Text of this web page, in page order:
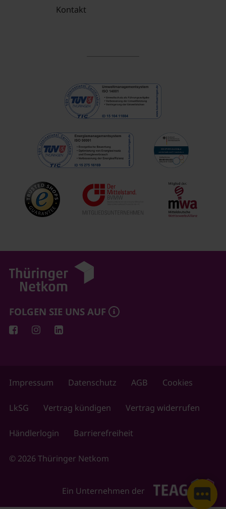
Kontakt
FOLGEN SIE UNS AUF
Impressum Datenschutz AGB Cookies
LkSG Vertrag kündigen Vertrag widerrufen
Händlerlogin Barrierefreiheit
© 2026 Thüringer Netkom
Ein Unternehmen der